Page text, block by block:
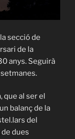
secció de
de la
anys. Seguirà
que al ser el
balanç de la
del
dues